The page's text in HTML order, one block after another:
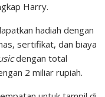
Harry.
hadiah dengan
sertifikat, dan biaya
dengan total
2 miliar rupiah.